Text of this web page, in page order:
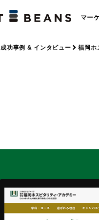
マー
成功事例 & インタビュー 福岡ホ